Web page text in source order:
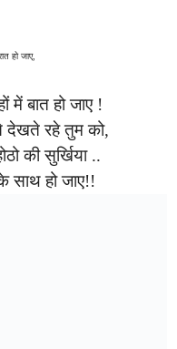
हो जाए,
हो जाए !
रहे तुम को,
सुर्खिया ..
हो जाए!!